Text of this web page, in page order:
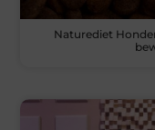
Naturediet